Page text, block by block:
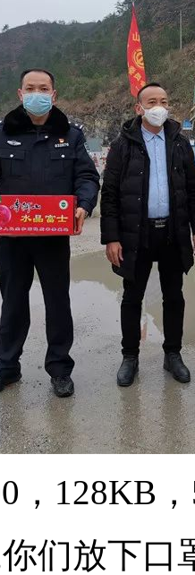
，128KB
们放下口